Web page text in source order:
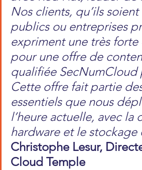
Nos clients, qu’ils
publics ou entreprises
expriment une très
pour une offre de
qualifiée SecNumCloud
Cette offre fait partie
essentiels que nous
l’heure actuelle, avec
hardware et le stockage
Christophe Lesur,
Cloud Temple